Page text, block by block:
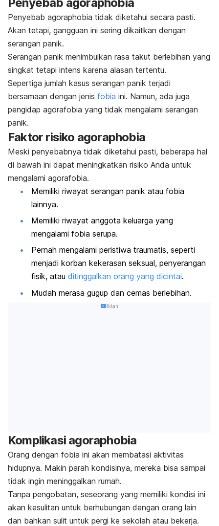
Penyebab agoraphobia tidak diketahui secara pasti.
Akan tetapi, gangguan ini sering dikaitkan dengan
serangan panik.
Serangan panik menimbulkan rasa takut berlebihan yang
singkat tetapi intens karena alasan tertentu.
Sepertiga jumlah kasus serangan panik terjadi
bersamaan dengan jenis fobia ini. Namun, ada juga
pengidap agorafobia yang tidak mengalami serangan
panik.
Faktor risiko agoraphobia
Meski penyebabnya tidak diketahui pasti, beberapa hal
di bawah ini dapat meningkatkan risiko Anda untuk
mengalami agorafobia.
Memiliki riwayat serangan panik atau fobia
lainnya.
Memiliki riwayat anggota keluarga yang
mengalami fobia serupa.
Pernah mengalami peristiwa traumatis, seperti
menjadi korban kekerasan seksual, penyerangan
fisik, atau ditinggalkan orang yang dicintai.
Mudah merasa gugup dan cemas berlebihan.
Iklan
Komplikasi agoraphobia
Orang dengan fobia ini akan membatasi aktivitas
hidupnya. Makin parah kondisinya, mereka bisa sampai
tidak ingin meninggalkan rumah.
Tanpa pengobatan, seseorang yang memiliki kondisi ini
akan kesulitan untuk berhubungan dengan orang lain
dan bahkan sulit untuk pergi ke sekolah atau bekerja.